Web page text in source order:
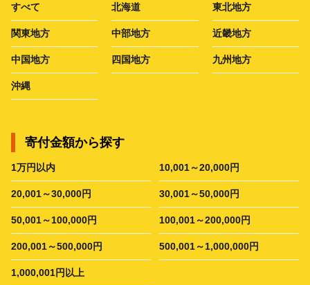
すべて 北海道 東北地方
関東地方 中部地方 近畿地方
中国地方 四国地方 九州地方
沖縄
寄付金額から探す
1万円以内 10,001～20,000円
20,001～30,000円 30,001～50,000円
50,001～100,000円 100,001～200,000円
200,001～500,000円 500,001～1,000,000円
1,000,001円以上